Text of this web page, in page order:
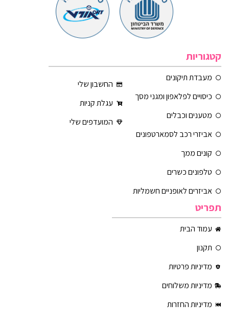
קטגוריות
מעבדת תיקונים
כיסויים לפלאפון ומגני מסך
מטענים וכבלים
אביזרי רכב לסמארטפונים
קונים ממך
טלפונים כשרים
אביזרים לאופניים חשמליות
החשבון שלי
עגלת קניות
המועדפים שלי
תפריט
עמוד הבית
תקנון
מדיניות פרטיות
מדיניות משלוחים
מדיניות החזרות